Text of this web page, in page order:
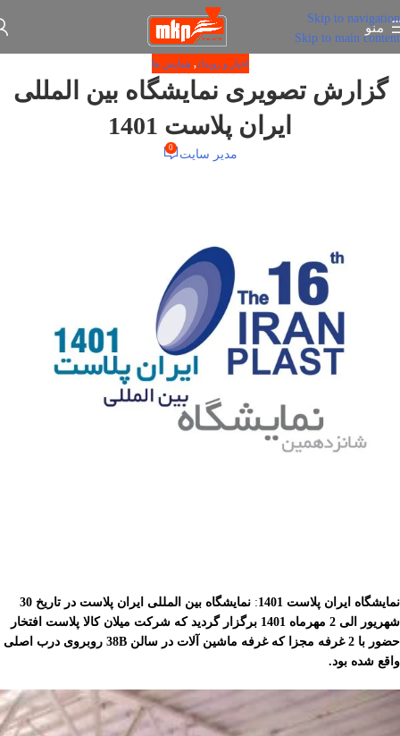
Skip to navigation
Skip to main content
منو
اخبار و رویداد, همایش ها
گزارش تصویری نمایشگاه بین المللی
ایران پلاست 1401
مدیر سایت 0
نمایشگاه ایران پلاست 1401 :
نمایشگاه بین المللی ایران پلاست در تاریخ 30
شهریور الی 2 مهرماه 1401 برگزار گردید که شرکت میلان کالا پلاست افتخار
حضور با 2 غرفه مجزا که غرفه ماشین آلات در سالن 38B روبروی درب اصلی
واقع شده بود.